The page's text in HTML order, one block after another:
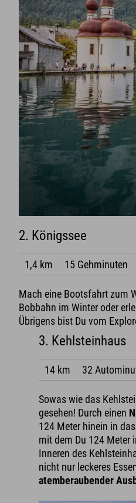
2. Königssee
1,4 km 15 Gehminuten
Mach eine Bootsfahrt zum
Bobbahn im Winter oder
Übrigens bist Du vom
3. Kehlsteinhaus
14 km 32
Sowas wie das
gesehen! Durch einen
124 Meter hinein in
mit dem Du 124 Meter
Inneren des
nicht nur leckeres
atemberaubender